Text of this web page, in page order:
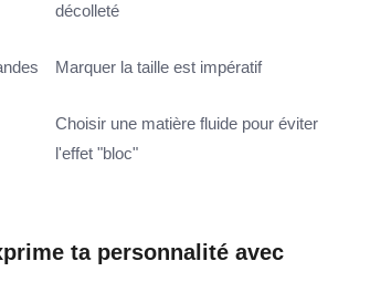
décolleté
Marquer la taille est impératif
Choisir une matière fluide pour éviter
l'effet "bloc"
ta personnalité avec